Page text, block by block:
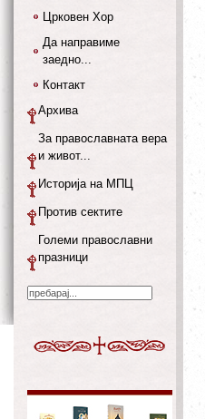
Црковен Хор
Да направиме
заедно...
Контакт
Архива
За православната вера
и живот...
Историја на МПЦ
Против сектите
Големи православни
празници